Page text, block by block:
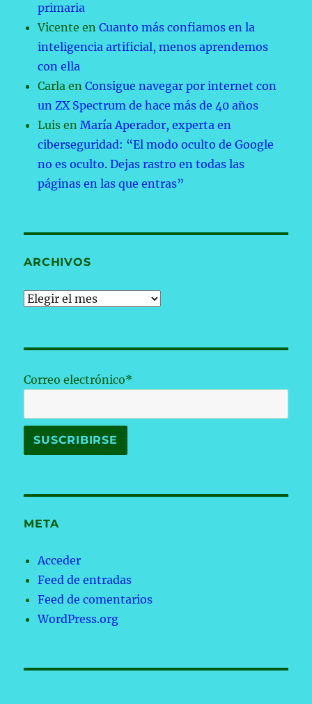
primaria
Vicente enCuanto más confiamos en la
inteligencia artificial, menos aprendemos
con ella
Carla enConsigue navegar por internet con
un ZX Spectrum de hace más de 40 años
Luis enMaría Aperador, experta en
ciberseguridad: “El modo oculto de Google
no es oculto. Dejas rastro en todas las
páginas en las que entras”
ARCHIVOS
Archivos
Correo electrónico*
META
Acceder
Feed de entradas
Feed de comentarios
WordPress.org